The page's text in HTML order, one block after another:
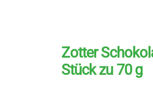
Zotter
Stück zu 70 g